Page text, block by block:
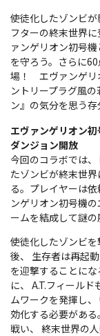
使徒化したゾンビ
フターの終末世界
ァンゲリオン初号
を守ろう。さらに
場！ エヴァンゲリ
ントリープラグ風
ン』の気分を思う存
エヴァンゲリオン
ダンジョン開放
今回のコラボでは
たゾンビが終末世
る。プレイヤーは
ンゲリオン初号機
ームを結成して謎の
使徒化したゾンビ
後、 生存者は再起
を迎撃することに
に、 A.T.フィール
ムワークを発揮し
効化する必要があ
戦い、 終末世界の